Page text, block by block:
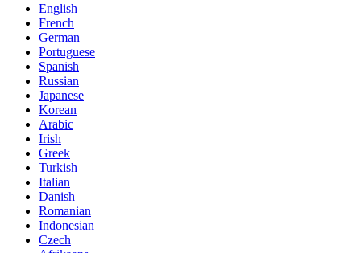
English
French
German
Portuguese
Spanish
Russian
Japanese
Korean
Arabic
Irish
Greek
Turkish
Italian
Danish
Romanian
Indonesian
Czech